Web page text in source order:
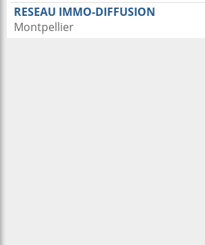
RESEAU IMMO-DIFFUSION
Montpellier